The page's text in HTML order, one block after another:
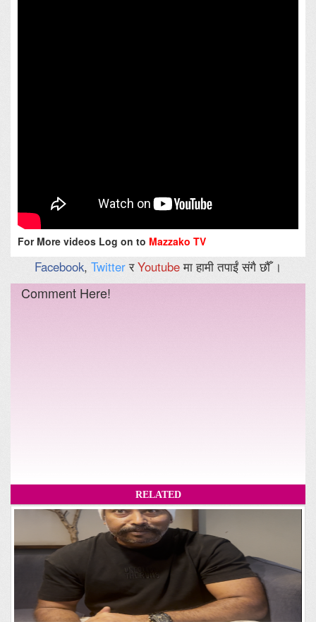
For More videos Log on to Mazzako TV
Facebook, TwitterरYoutubeमा हामी तपाईं संगै छौँ ।
Comment Here!
RELATED